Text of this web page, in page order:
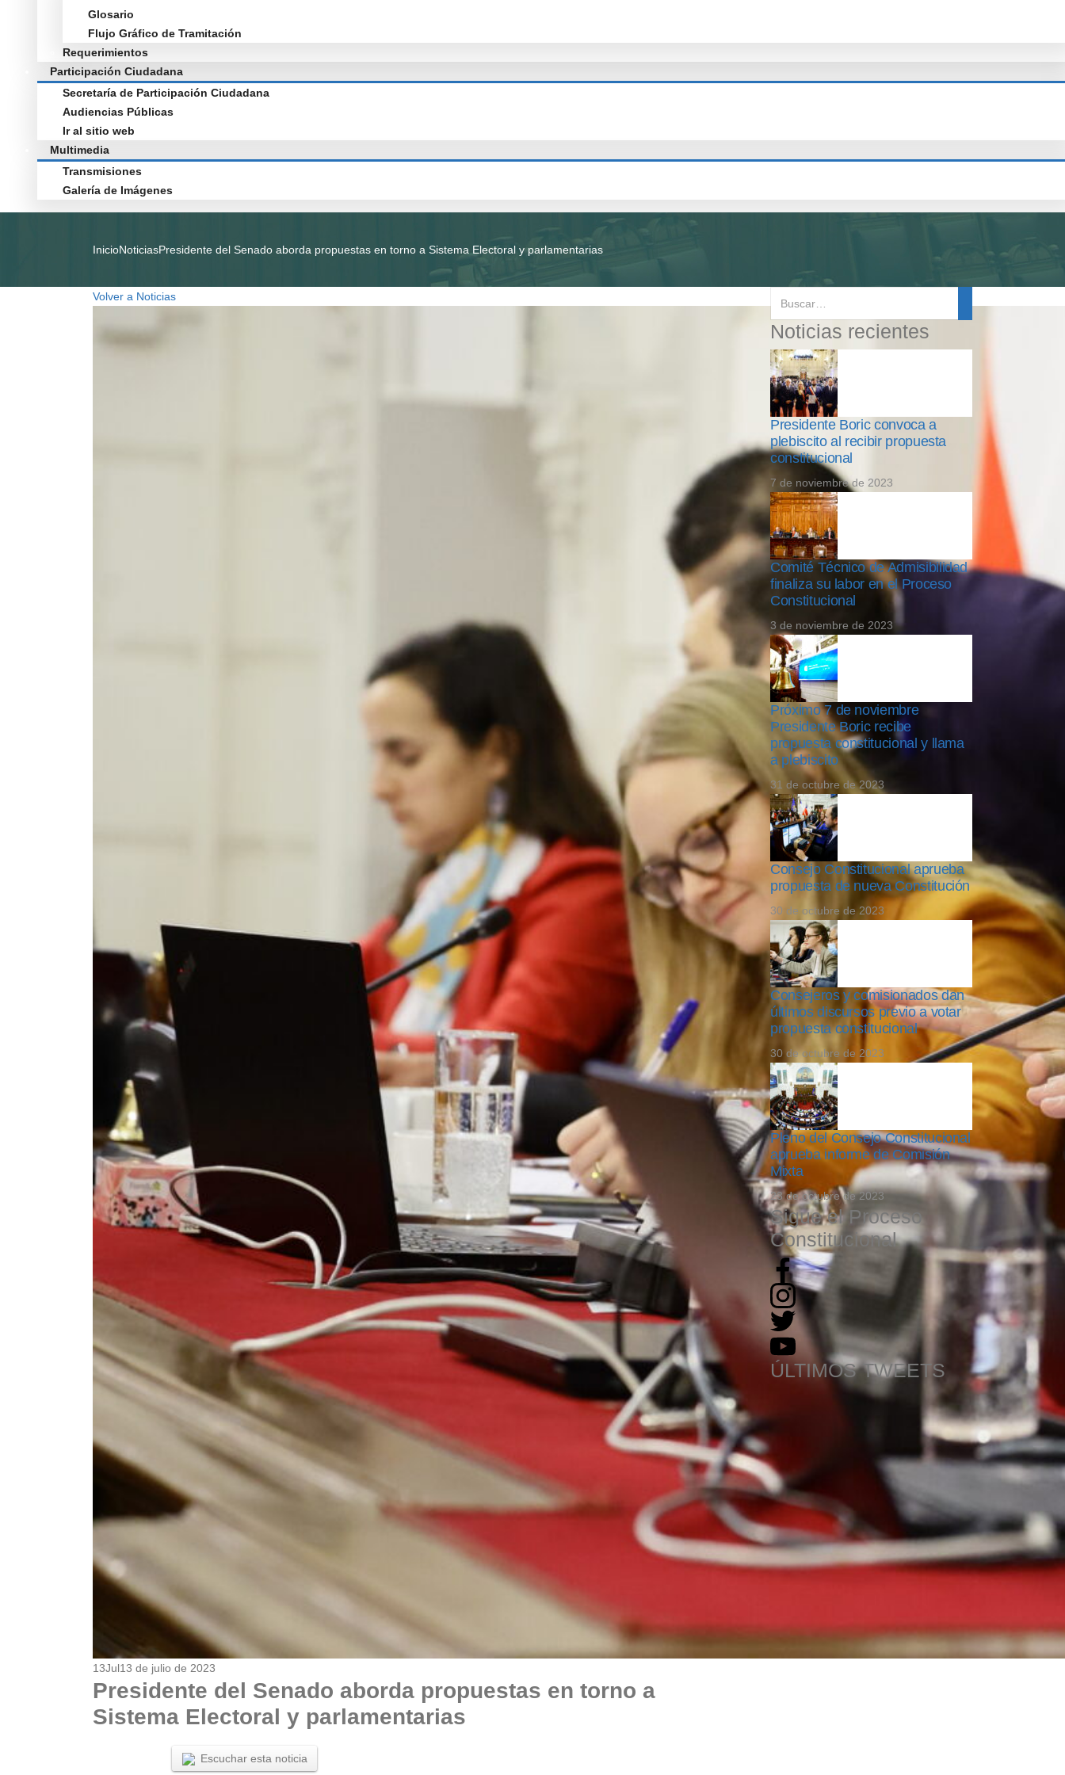
Glosario
Flujo Gráfico de Tramitación
Requerimientos
Participación Ciudadana
Secretaría de Participación Ciudadana
Audiencias Públicas
Ir al sitio web
Multimedia
Transmisiones
Galería de Imágenes
InicioNoticiasPresidente del Senado aborda propuestas en torno a Sistema Electoral y parlamentarias
Volver a Noticias
13Jul13 de julio de 2023
Presidente del Senado aborda propuestas en torno a
Sistema Electoral y parlamentarias
Escuchar esta noticia
Noticias recientes
Presidente Boric convoca a
plebiscito al recibir propuesta
constitucional
7 de noviembre de 2023
Comité Técnico de Admisibilidad
finaliza su labor en el Proceso
Constitucional
3 de noviembre de 2023
Próximo 7 de noviembre
Presidente Boric recibe
propuesta constitucional y llama
a plebiscito
31 de octubre de 2023
Consejo Constitucional aprueba
propuesta de nueva Constitución
30 de octubre de 2023
Consejeros y comisionados dan
últimos discursos previo a votar
propuesta constitucional
30 de octubre de 2023
Pleno del Consejo Constitucional
aprueba informe de Comisión
Mixta
23 de octubre de 2023
Sigue el Proceso
Constitucional
ÚLTIMOS TWEETS